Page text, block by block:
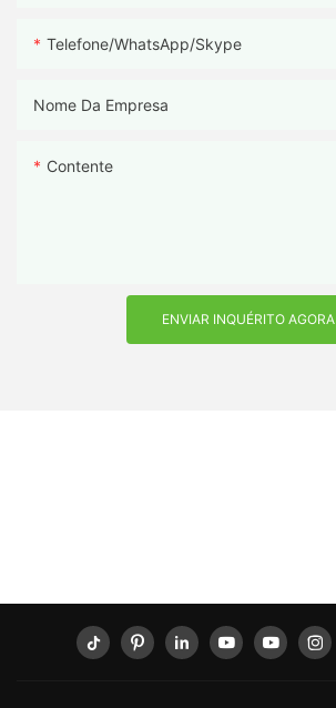
Telefone/WhatsApp/Skype
Nome Da Empresa
Contente
ENVIAR INQUÉRITO AGORA